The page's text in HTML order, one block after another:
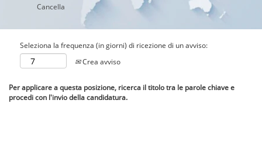
Cancella
Seleziona la frequenza (in giorni) di ricezione di un avviso:
Crea avviso
Per applicare a questa posizione, ricerca il titolo tra le parole chiave e
procedi con l'invio della candidatura.